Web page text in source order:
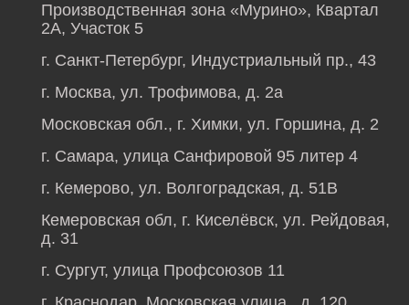
Производственная зона «Мурино», Квартал
2А, Участок 5
г. Санкт-Петербург, Индустриальный пр., 43
г. Москва, ул. Трофимова, д. 2а
Московская обл., г. Химки, ул. Горшина, д. 2
г. Самара, улица Санфировой 95 литер 4
г. Кемерово, ул. Волгоградская, д. 51В
Кемеровская обл, г. Киселёвск, ул. Рейдовая,
д. 31
г. Сургут, улица Профсоюзов 11